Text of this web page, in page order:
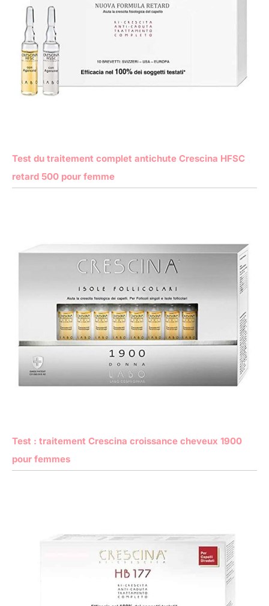
Test du traitement complet antichute Crescina HFSC
retard 500 pour femme
Test : traitement Crescina croissance cheveux 1900
pour femmes